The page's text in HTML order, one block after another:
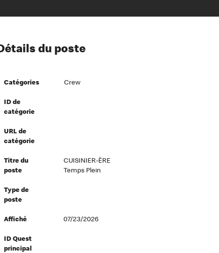
à l’égard de nos employés
directeurs
équité et inclusion
au travail
du poste
Catégories Crew
ID de
catégorie
URL de
catégorie
Titre du
poste
CUISINIER-ÈRE
Temps Plein
Type de
poste
Affiché 07/23/2026
ID Quest
principal